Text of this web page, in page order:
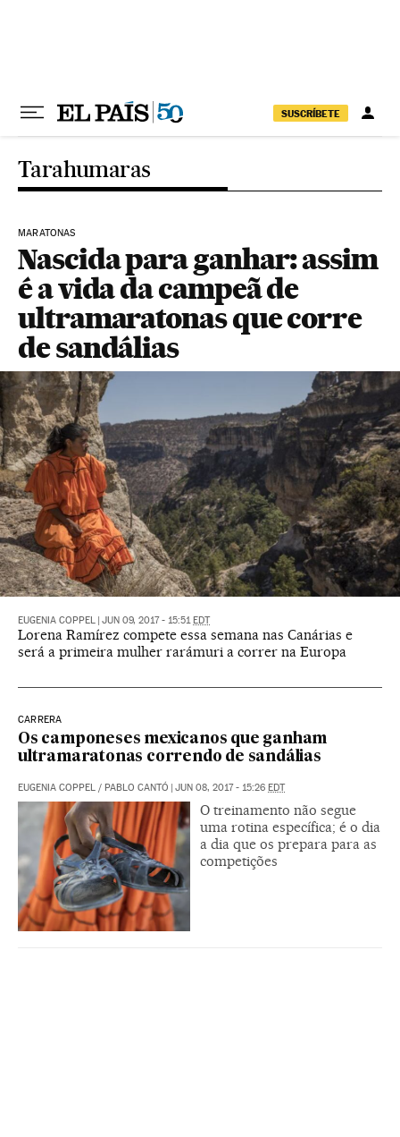
SUSCRÍBETE
Tarahumaras
MARATONAS
Nascida para ganhar: assim
é a vida da campeã de
ultramaratonas que corre
de sandálias
EUGENIA COPPEL JUN 09, 2017 - 15:51 EDT
Lorena Ramírez compete essa semana nas Canárias e
será a primeira mulher rarámuri a correr na Europa
CARRERA
Os camponeses mexicanos que ganham
ultramaratonas correndo de sandálias
EUGENIA COPPEL / PABLO CANTÓ JUN 08, 2017 - 15:26 EDT
O treinamento não segue
uma rotina específica; é o dia
a dia que os prepara para as
competições